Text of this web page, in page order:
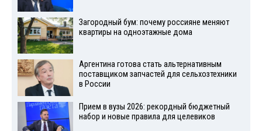
Загородный бум: почему россияне меняют
квартиры на одноэтажные дома
Аргентина готова стать альтернативным
поставщиком запчастей для сельхозтехники
в России
Прием в вузы 2026: рекордный бюджетный
набор и новые правила для целевиков